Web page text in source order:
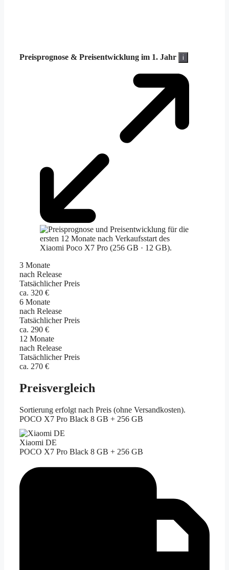
Preisprognose & Preisentwicklung im 1. Jahr i
3 Monate
nach Release
Tatsächlicher Preis
ca. 320 €
6 Monate
nach Release
Tatsächlicher Preis
ca. 290 €
12 Monate
nach Release
Tatsächlicher Preis
ca. 270 €
Preisvergleich
Sortierung erfolgt nach Preis (ohne Versandkosten).
POCO X7 Pro Black 8 GB + 256 GB
Xiaomi DE
POCO X7 Pro Black 8 GB + 256 GB